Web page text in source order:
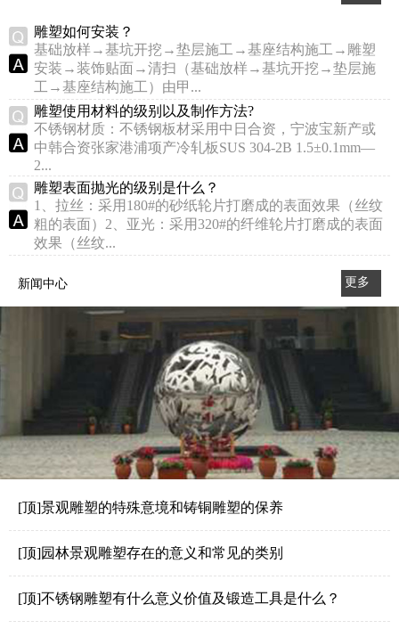
雕塑如何安装？
基础放样→基坑开挖→垫层施工→基座结构施工→雕塑
安装→装饰贴面→清扫（基础放样→基坑开挖→垫层施
工→基座结构施工）由甲...
雕塑使用材料的级别以及制作方法?
不锈钢材质：不锈钢板材采用中日合资，宁波宝新产或
中韩合资张家港浦项产冷轧板SUS 304-2B 1.5±0.1mm—
2...
雕塑表面抛光的级别是什么？
1、拉丝：采用180#的砂纸轮片打磨成的表面效果（丝纹
粗的表面）2、亚光：采用320#的纤维轮片打磨成的表面
效果（丝纹...
新闻中心
更多
>>
[顶]景观雕塑的特殊意境和铸铜雕塑的保养
[顶]园林景观雕塑存在的意义和常见的类别
[顶]不锈钢雕塑有什么意义价值及锻造工具是什么？